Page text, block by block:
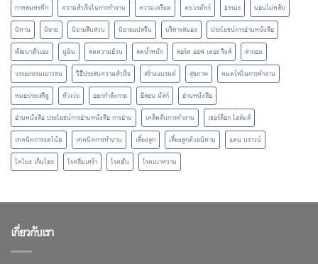
กาหลมหรทึก
ความสำเร็จในการทำงาน ความเครียด ดร.วรภัทร์ ธรรมะ
นอนไม่หลับ
นิทาน
นิยาย นิยายสืบสวน นิยายแปลจีน บริหารสมอง
ประโยชน์การอ่านหนังสือ
พัฒนาตัวเอง
มูมิน ลดความอ้วน ลดน้ำหนัก ลอร์ด ออฟ เดอะ ริงส์
ลากอม
วรรณกรรมเยาวชน
วิธีประสบความสำเร็จ สร้างแบรนด์ สุขภาพ
หมดไฟในการทำงาน
หมอประเสริฐ
หัวเว่ย ออกกำลังกาย อีลอน มัสก์
อ่านหนังสือ
อ่านหนังสือ ประโยชน์การอ่านหนังสือ การอ่าน
เคล็ดลับการทำงาน
เชอร์ล็อก โฮล์มส์
เทคนิคการจดโน้ต
เทคนิคการทำงาน เลี้ยงลูก เลี้ยงลูกด้วยนิทาน
แดน บราวน์
โคโนะ เก็นโตะ
โรคซึมเศร้า โรคตับ โรคเบาหวาน
เกี่ยวกับเรา